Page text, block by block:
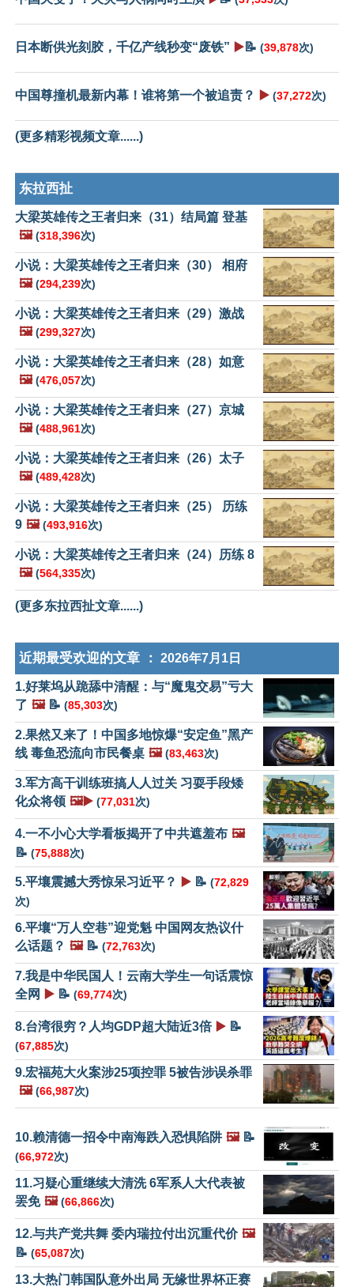
日本断供光刻胶，千亿产线秒变“废铁” ▶️📝 (39,878次)
中国尊撞机最新内幕！谁将第一个被追责？ ▶️ (37,272次)
(更多精彩视频文章......)
东拉西扯
大梁英雄传之王者归来（31）结局篇 登基
🖼️ (318,396次)
小说：大梁英雄传之王者归来（30） 相府
🖼️ (294,239次)
小说：大梁英雄传之王者归来（29）激战
🖼️ (299,327次)
小说：大梁英雄传之王者归来（28）如意
🖼️ (476,057次)
小说：大梁英雄传之王者归来（27）京城
🖼️ (488,961次)
小说：大梁英雄传之王者归来（26）太子
🖼️ (489,428次)
小说：大梁英雄传之王者归来（25） 历练
9 🖼️ (493,916次)
小说：大梁英雄传之王者归来（24）历练 8
🖼️ (564,335次)
(更多东拉西扯文章......)
近期最受欢迎的文章 ： 2026年7月1日
1.好莱坞从跪舔中清醒：与“魔鬼交易”亏大
了 🖼️📝 (85,303次)
2.果然又来了！中国多地惊爆“安定鱼”黑产
线 毒鱼恐流向市民餐桌 🖼️ (83,463次)
3.军方高干训练班搞人人过关 习耍手段矮
化众将领 🖼️▶️ (77,031次)
4.一不小心大学看板揭开了中共遮羞布 🖼️
📝 (75,888次)
5.平壤震撼大秀惊呆习近平？ ▶️ 📝 (72,829
次)
6.平壤“万人空巷”迎党魁 中国网友热议什
么话题？ 🖼️📝 (72,763次)
7.我是中华民国人！云南大学生一句话震惊
全网
▶️ 📝 (69,774次)
8.台湾很穷？人均GDP超大陆近3倍 ▶️ 📝
(67,885次)
9.宏福苑大火案涉25项控罪 5被告涉误杀罪
🖼️ (66,987次)
10.赖清德一招令中南海跌入恐惧陷阱 🖼️📝
(66,972次)
11.习疑心重继续大清洗 6军系人大代表被
罢免 🖼️ (66,866次)
12.与共产党共舞 委内瑞拉付出沉重代价 🖼️
📝 (65,087次)
13.大热门韩国队意外出局 无缘世界杯正赛